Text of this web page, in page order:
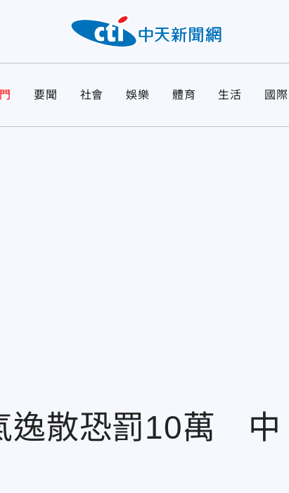
要聞 社會 娛樂 體育 生活 國際
逸散恐罰10萬 中